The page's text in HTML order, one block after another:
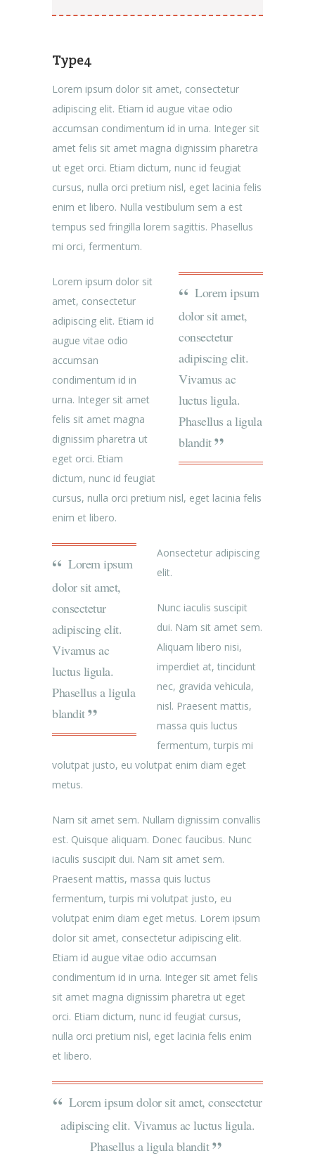
Type4
Lorem ipsum dolor sit amet, consectetur
adipiscing elit. Etiam id augue vitae odio
accumsan condimentum id in urna. Integer sit
amet felis sit amet magna dignissim pharetra
ut eget orci. Etiam dictum, nunc id feugiat
cursus, nulla orci pretium nisl, eget lacinia felis
enim et libero. Nulla vestibulum sem a est
tempus sed fringilla lorem sagittis. Phasellus
mi orci, fermentum.
Lorem ipsum
dolor sit amet,
consectetur
adipiscing elit.
Vivamus ac
luctus ligula.
Phasellus a ligula
blandit
Lorem ipsum dolor sit
amet, consectetur
adipiscing elit. Etiam id
augue vitae odio
accumsan
condimentum id in
urna. Integer sit amet
felis sit amet magna
dignissim pharetra ut
eget orci. Etiam
dictum, nunc id feugiat
cursus, nulla orci pretium nisl, eget lacinia felis
enim et libero.
Lorem ipsum
dolor sit amet,
consectetur
adipiscing elit.
Vivamus ac
luctus ligula.
Phasellus a ligula
blandit
Aonsectetur adipiscing
elit.
Nunc iaculis suscipit
dui. Nam sit amet sem.
Aliquam libero nisi,
imperdiet at, tincidunt
nec, gravida vehicula,
nisl. Praesent mattis,
massa quis luctus
fermentum, turpis mi
volutpat justo, eu volutpat enim diam eget
metus.
Nam sit amet sem. Nullam dignissim convallis
est. Quisque aliquam. Donec faucibus. Nunc
iaculis suscipit dui. Nam sit amet sem.
Praesent mattis, massa quis luctus
fermentum, turpis mi volutpat justo, eu
volutpat enim diam eget metus. Lorem ipsum
dolor sit amet, consectetur adipiscing elit.
Etiam id augue vitae odio accumsan
condimentum id in urna. Integer sit amet felis
sit amet magna dignissim pharetra ut eget
orci. Etiam dictum, nunc id feugiat cursus,
nulla orci pretium nisl, eget lacinia felis enim
et libero.
Lorem ipsum dolor sit amet, consectetur
adipiscing elit. Vivamus ac luctus ligula.
Phasellus a ligula blandit